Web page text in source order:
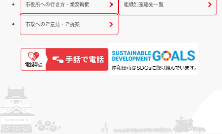
市役所への行き方・業務時間 組織別連絡先一覧
市政へのご意見・ご提案